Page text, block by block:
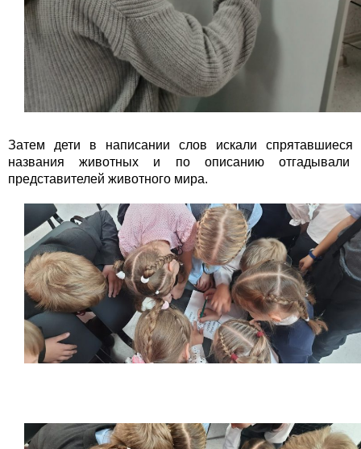
Затем дети в написании слов искали спрятавшиеся
названия животных и по описанию отгадывали
представителей животного мира.